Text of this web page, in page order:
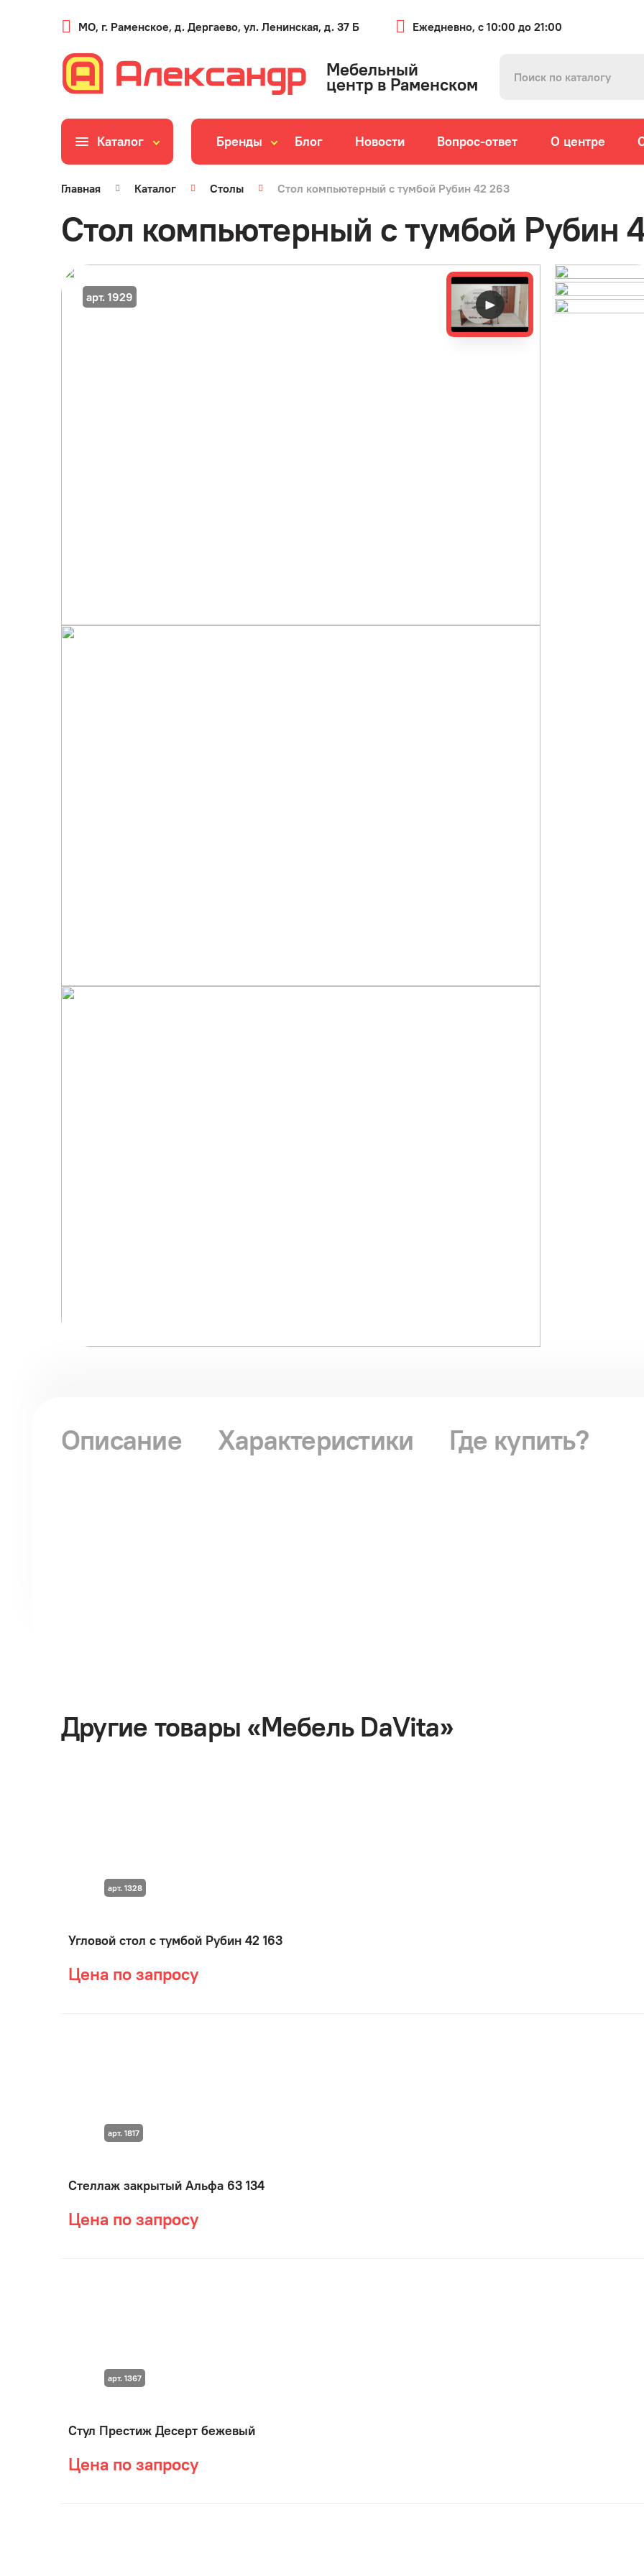
МО, г. Раменское, д. Дергаево, ул. Ленинская, д. 37 Б Ежедневно, с 10:00 до 21:00
Мебельный
центр в Раменском
Каталог Бренды Блог Новости Вопрос-ответ О центре
Главная Каталог Столы Стол компьютерный с тумбой Рубин 42 263
Стол компьютерный с тумбой Рубин
арт. 1929
Описание Характеристики Где купить?
Другие товары «Мебель DaVita»
Угловой стол с тумбой Рубин 42 163
Цена по запросу
арт. 1328
Стеллаж закрытый Альфа 63 134
Цена по запросу
арт. 1817
Стул Престиж Десерт бежевый
Цена по запросу
арт. 1367